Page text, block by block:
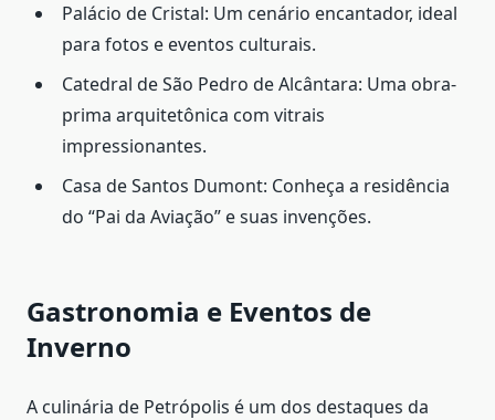
Palácio de Cristal: Um cenário encantador, ideal
para fotos e eventos culturais.
Catedral de São Pedro de Alcântara: Uma obra-
prima arquitetônica com vitrais
impressionantes.
Casa de Santos Dumont: Conheça a residência
do “Pai da Aviação” e suas invenções.
Gastronomia e Eventos de
Inverno
A culinária de Petrópolis é um dos destaques da